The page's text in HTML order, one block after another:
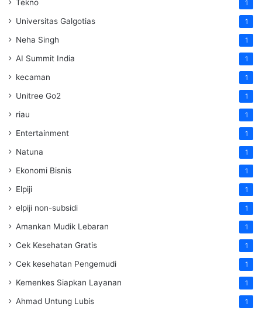
Tekno 1
Universitas Galgotias 1
Neha Singh 1
AI Summit India 1
kecaman 1
Unitree Go2 1
riau 1
Entertainment 1
Natuna 1
Ekonomi Bisnis 1
Elpiji 1
elpiji non-subsidi 1
Amankan Mudik Lebaran 1
Cek Kesehatan Gratis 1
Cek kesehatan Pengemudi 1
Kemenkes Siapkan Layanan 1
Ahmad Untung Lubis 1